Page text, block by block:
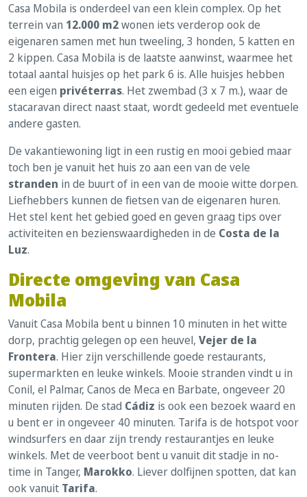
Casa Mobila is onderdeel van een klein complex. Op het
terrein van 12.000 m2wonen iets verderop ook de
eigenaren samen met hun tweeling, 3 honden, 5 katten en
2 kippen. Casa Mobila is de laatste aanwinst, waarmee het
totaal aantal huisjes op het park 6 is. Alle huisjes hebben
een eigen privéterras. Het zwembad (3 x 7 m.), waar de
stacaravan direct naast staat, wordt gedeeld met eventuele
andere gasten.
De vakantiewoning ligt in een rustig en mooi gebied maar
toch ben je vanuit het huis zo aan een van de vele
stranden in de buurt of in een van de mooie witte dorpen.
Liefhebbers kunnen de fietsen van de eigenaren huren.
Het stel kent het gebied goed en geven graag tips over
activiteiten en bezienswaardigheden in de Costa de la
Luz.
Directe omgeving van Casa
Mobila
Vanuit Casa Mobila bent u binnen 10 minuten in het witte
dorp, prachtig gelegen op een heuvel, Vejer de la
Frontera. Hier zijn verschillende goede restaurants,
supermarkten en leuke winkels. Mooie stranden vindt u in
Conil, el Palmar, Canos de Meca en Barbate, ongeveer 20
minuten rijden. De stad Cádiz is ook een bezoek waard en
u bent er in ongeveer 40 minuten. Tarifa is de hotspot voor
windsurfers en daar zijn trendy restaurantjes en leuke
winkels. Met de veerboot bent u vanuit dit stadje in no-
time in Tanger, Marokko. Liever dolfijnen spotten, dat kan
ook vanuit Tarifa.